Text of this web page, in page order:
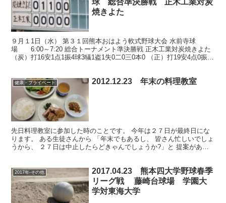
焼きよた
９月１1日（水） 第３１回熊本おはよう軟式野球大会 水前寺球
場 6:00～7:20 総合トーナメント準決勝戦 正木工業対炭焼きよた
（炭）打16安1点1振4球3犠1盗1失0二0三0本0 （正）打19安4点0振1
健康・プライベート 2012.12.23 年末の料理教室
先日料理教室に参加した時のことです。 今年は２７日が最終日にな
ります。 ある生徒さんから 「年末でもあるし、 皆さん忙しいでしょ
うから、 ２７日は中止したらどきゃんでしょうか?」と 提案があり
2017年-その他
2017.04.23 熊本四大学野球春季
リーグ戦 藤崎台球場 学園大
学対東海大学